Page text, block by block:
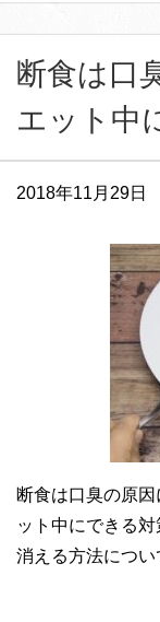
断食は口
エット中
2018年11月29日
断食は口臭の原
ット中にできる
消える方法につい